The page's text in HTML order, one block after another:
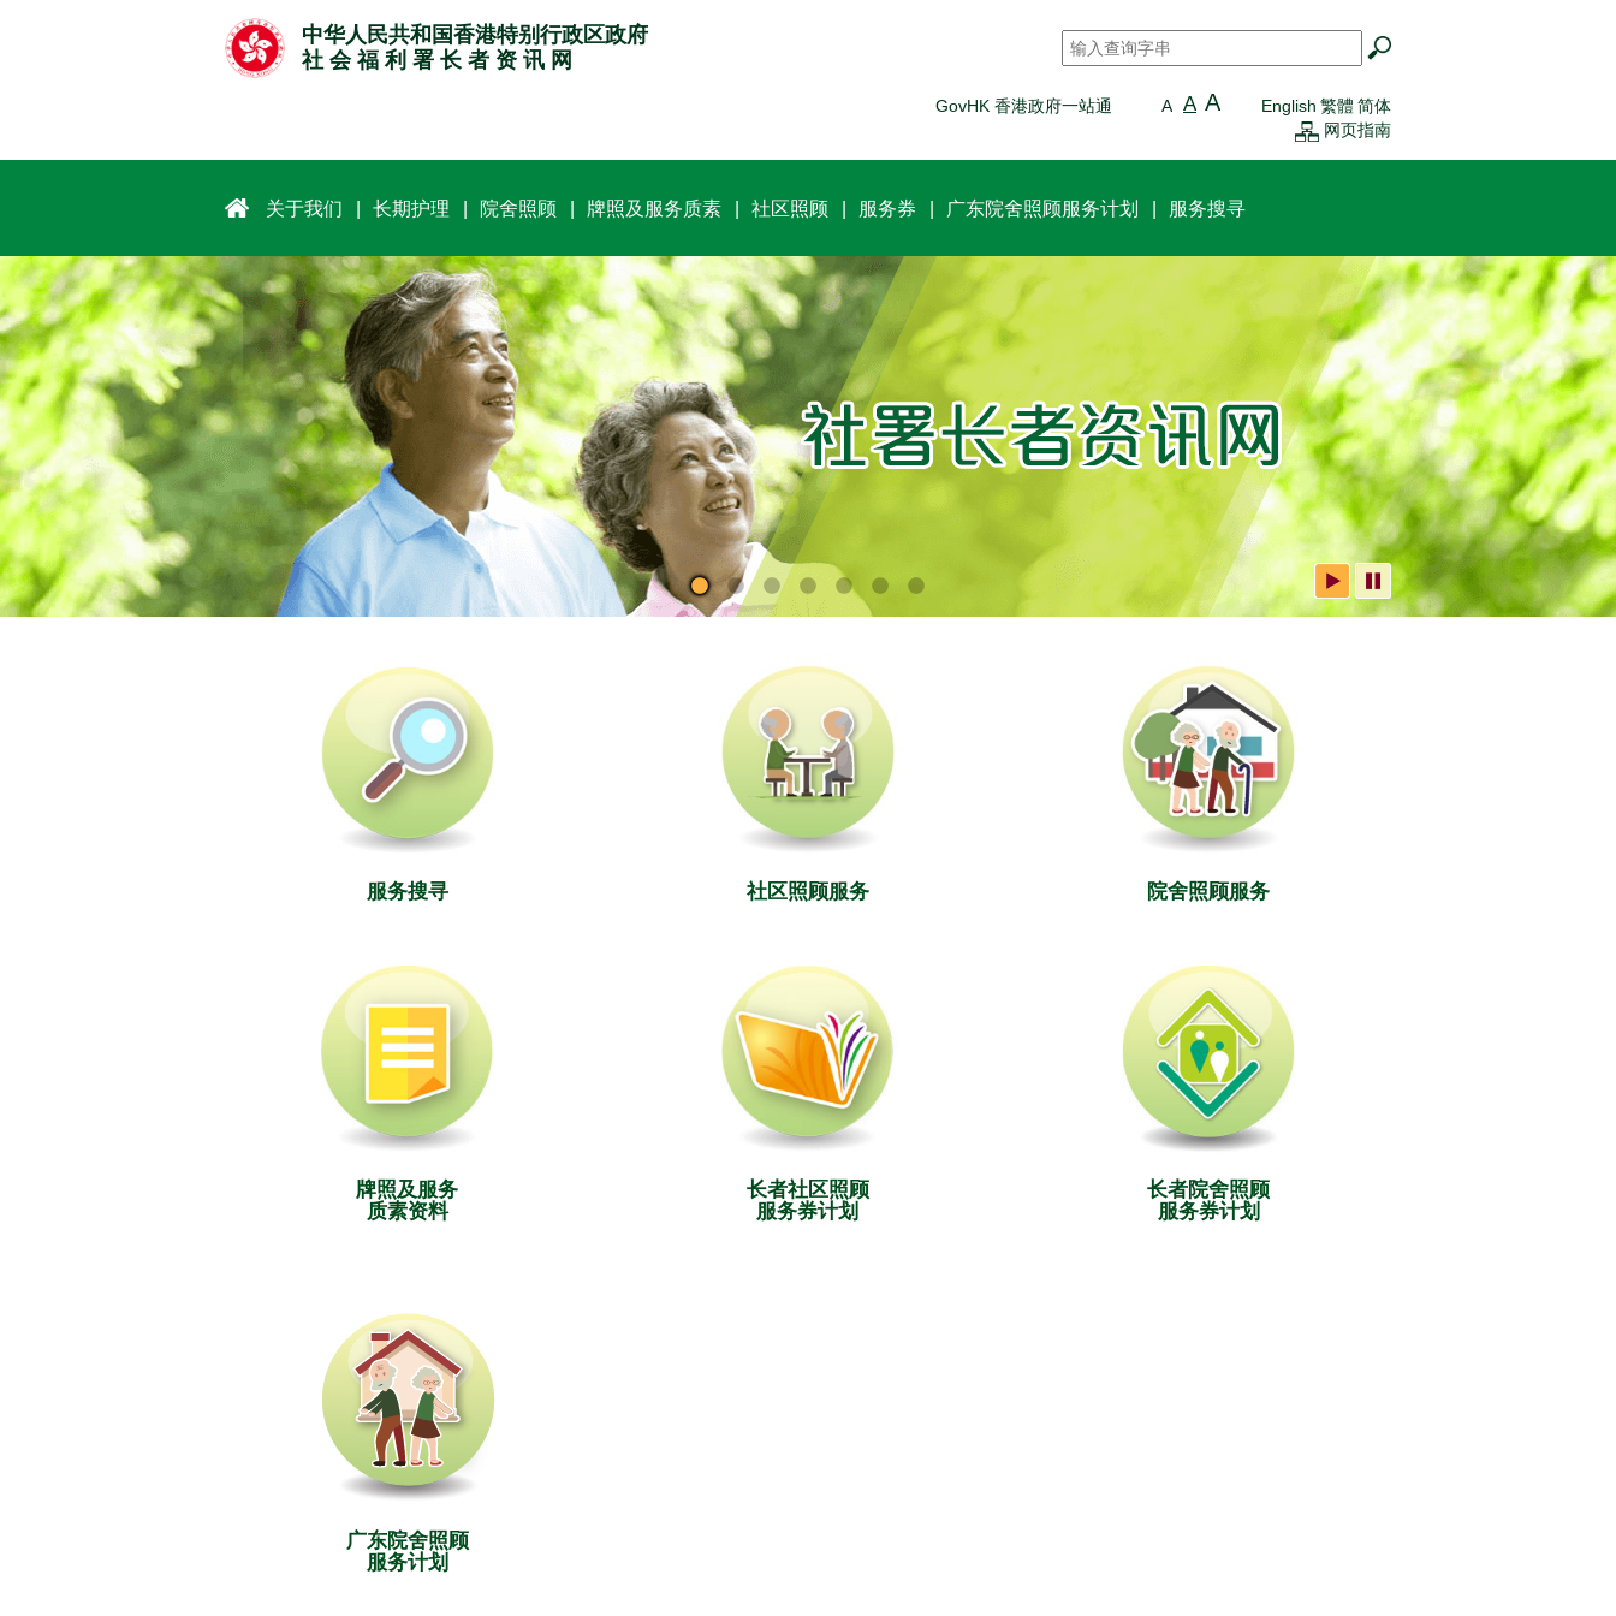
中华人民共和国香港特别行政区政府
社 会 福 利 署 长 者 资 讯 网
搜寻 *
GovHK 香港政府一站通 A A A English 繁體 简体
网页指南
关于我们 长期护理 院舍照顾 牌照及服务质素 社区照顾 服务券 广东院舍照顾服务计划 服务搜寻
服务搜寻 社区照顾服务 院舍照顾服务
牌照及服务
质素资料
长者社区照顾
服务券计划
长者院舍照顾
服务券计划
广东院舍照顾
服务计划